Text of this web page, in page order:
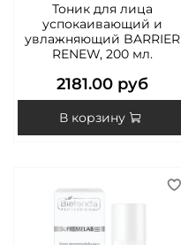
Тоник для лица
успокаивающий и
увлажняющий BARRIER
RENEW, 200 мл.
2181.00 руб
В корзину